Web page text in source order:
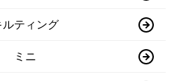
ルティング
ミニ